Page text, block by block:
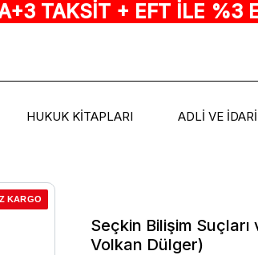
TAKSİT + EFT İLE %3
HUKUK KİTAPLARI ADLİ VE
KARGO
Seçkin Bilişim
Volkan Dülger)